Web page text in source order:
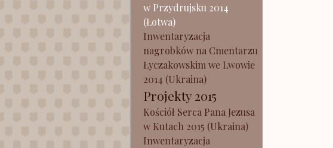
w Przydrujsku 2014
(Łotwa)
Inwentaryzacja
nagrobków na Cmentarzu
Łyczakowskim we Lwowie
2014 (Ukraina)
Projekty 2015
Kościół Serca Pana Jezusa
w Kutach 2015 (Ukraina)
Inwentaryzacja